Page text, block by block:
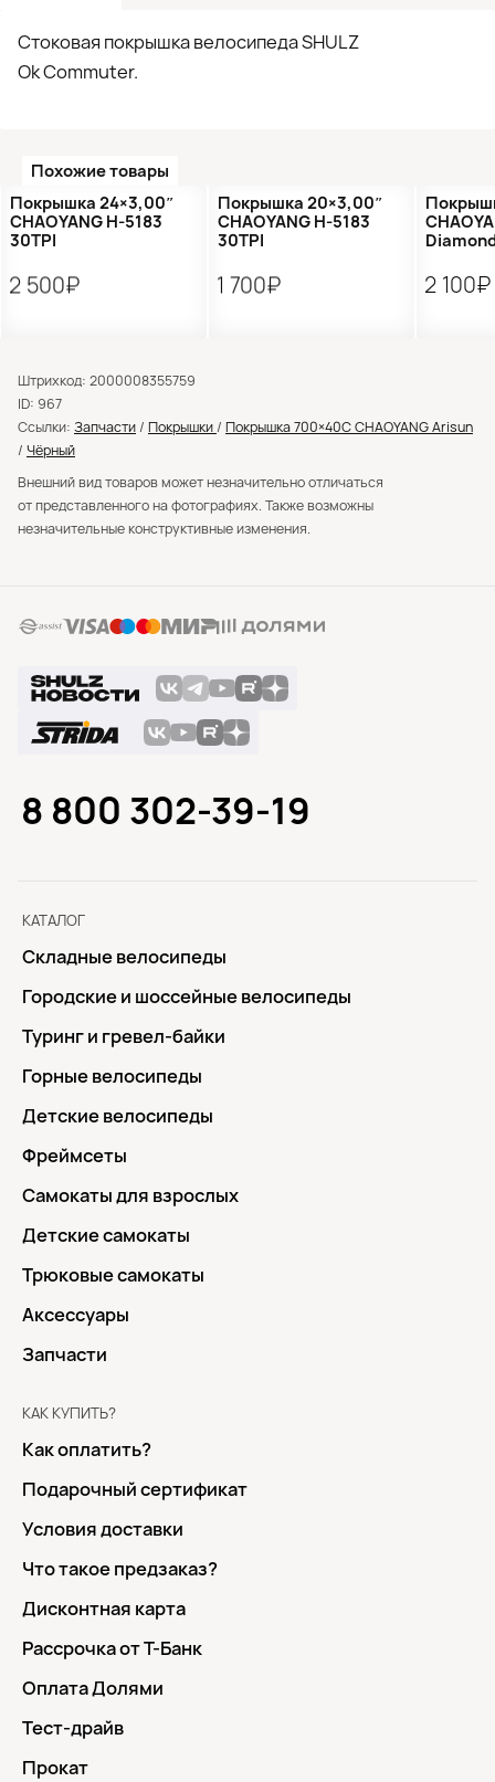
Стоковая покрышка велосипеда SHULZ
Ok Commuter.
Похожие товары
Покрышка 24×3,00″
CHAOYANG H-5183
30TPI
2 500₽
Покрышка 20×3,00″
CHAOYANG H-5183
30TPI
1 700₽ 2 100₽
Штрихкод: 2000008355759
ID: 967
Ссылки: Запчасти / Покрышки / Покрышка 700×40C CHAOYANG Arisun
/ Чёрный
Внешний вид товаров может незначительно отличаться
от представленного на фотографиях. Также возможны
незначительные конструктивные изменения.
КАТАЛОГ
Складные велосипеды
Городские и шоссейные велосипеды
Туринг и гревел-байки
Горные велосипеды
Детские велосипеды
Фреймсеты
Самокаты для взрослых
Детские самокаты
Трюковые самокаты
Аксессуары
Запчасти
КАК КУПИТЬ?
Как оплатить?
Подарочный сертификат
Условия доставки
Что такое предзаказ?
Дисконтная карта
Рассрочка от Т-Банк
Оплата Долями
Тест-драйв
Прокат
8 800 302-39-19